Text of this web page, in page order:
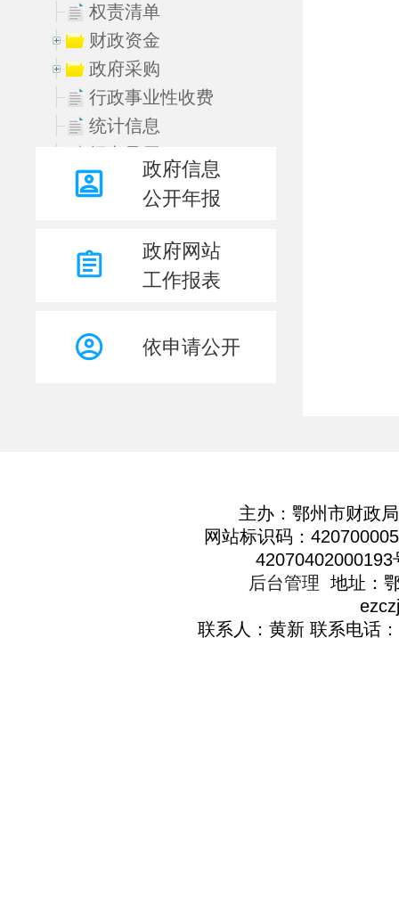
权责清单
财政资金
政府采购
行政事业性收费
统计信息
规划计划
重大决策预公开
公益性事业
政务督查
政府信息
公开年报
政府网站
工作报表
依申请公开
主办：鄂州市财政
网站标识码：
后台管理 地址：
联系人：黄新 联系电话